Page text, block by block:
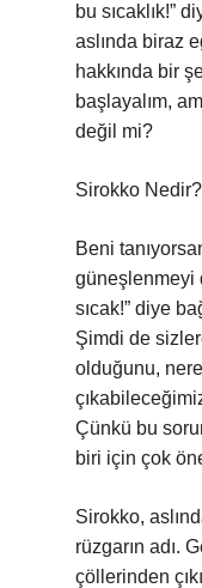
bu sıcaklık!”
aslında biraz
hakkında bir
başlayalım,
değil mi?
Sirokko Nedir?
Beni
güneşlenmeyi
sıcak!” diye
Şimdi de
olduğunu,
Çünkü bu
biri için çok
Sirokko,
rüzgarın adı.
çöllerinden